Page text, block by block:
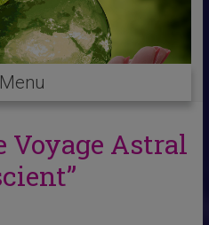
Menu
Voyage Astral